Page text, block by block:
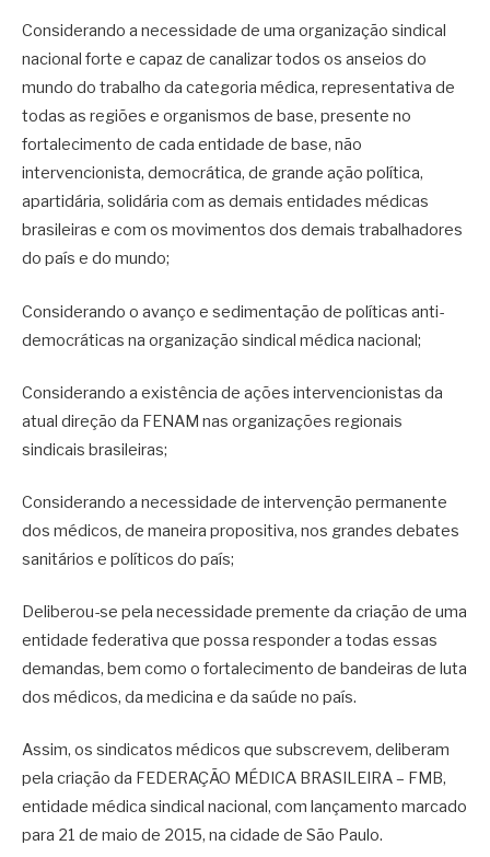
Considerando a necessidade de uma organização sindical
nacional forte e capaz de canalizar todos os anseios do
mundo do trabalho da categoria médica, representativa de
todas as regiões e organismos de base, presente no
fortalecimento de cada entidade de base, não
intervencionista, democrática, de grande ação política,
apartidária, solidária com as demais entidades médicas
brasileiras e com os movimentos dos demais trabalhadores
do país e do mundo;
Considerando o avanço e sedimentação de políticas anti-
democráticas na organização sindical médica nacional;
Considerando a existência de ações intervencionistas da
atual direção da FENAM nas organizações regionais
sindicais brasileiras;
Considerando a necessidade de intervenção permanente
dos médicos, de maneira propositiva, nos grandes debates
sanitários e políticos do país;
Deliberou-se pela necessidade premente da criação de uma
entidade federativa que possa responder a todas essas
demandas, bem como o fortalecimento de bandeiras de luta
dos médicos, da medicina e da saúde no país.
Assim, os sindicatos médicos que subscrevem, deliberam
pela criação da FEDERAÇÃO MÉDICA BRASILEIRA – FMB,
entidade médica sindical nacional, com lançamento marcado
para 21 de maio de 2015, na cidade de São Paulo.